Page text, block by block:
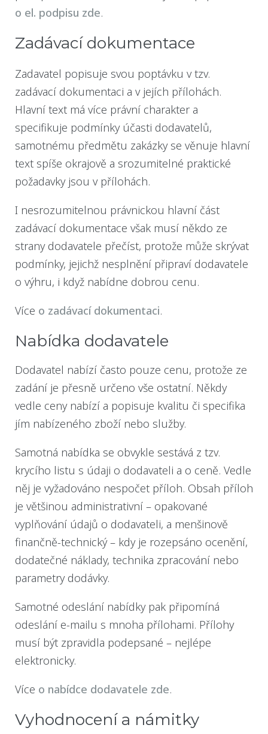
o el. podpisu zde.
Zadávací dokumentace
Zadavatel popisuje svou poptávku v tzv.
zadávací dokumentaci a v jejích přílohách.
Hlavní text má více právní charakter a
specifikuje podmínky účasti dodavatelů,
samotnému předmětu zakázky se věnuje hlavní
text spíše okrajově a srozumitelné praktické
požadavky jsou v přílohách.
I nesrozumitelnou právnickou hlavní část
zadávací dokumentace však musí někdo ze
strany dodavatele přečíst, protože může skrývat
podmínky, jejichž nesplnění připraví dodavatele
o výhru, i když nabídne dobrou cenu.
Více o zadávací dokumentaci.
Nabídka dodavatele
Dodavatel nabízí často pouze cenu, protože ze
zadání je přesně určeno vše ostatní. Někdy
vedle ceny nabízí a popisuje kvalitu či specifika
jím nabízeného zboží nebo služby.
Samotná nabídka se obvykle sestává z tzv.
krycího listu s údaji o dodavateli a o ceně. Vedle
něj je vyžadováno nespočet příloh. Obsah příloh
je většinou administrativní – opakované
vyplňování údajů o dodavateli, a menšinově
finančně-technický – kdy je rozepsáno ocenění,
dodatečné náklady, technika zpracování nebo
parametry dodávky.
Samotné odeslání nabídky pak připomíná
odeslání e-mailu s mnoha přílohami. Přílohy
musí být zpravidla podepsané – nejlépe
elektronicky.
Více o nabídce dodavatele zde.
Vyhodnocení a námitky